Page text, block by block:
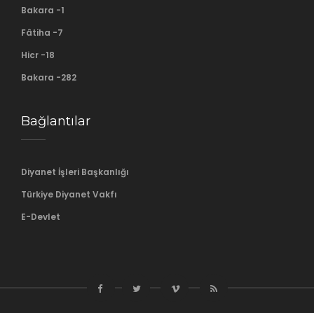
Bakara -1
Fâtiha -7
Hicr -18
Bakara -282
Bağlantılar
Diyanet İşleri Başkanlığı
Türkiye Diyanet Vakfı
E-Devlet